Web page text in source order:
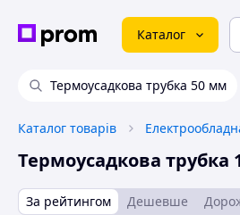
Каталог
Термоусадкова трубка 50 мм
Каталог товарів
Термоусадкова трубка
За рейтингом Дешевше